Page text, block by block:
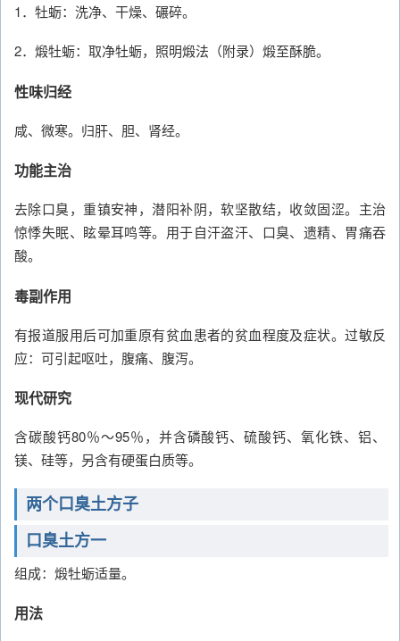
1．牡蛎：洗净、干燥、碾碎。
2．煅牡蛎：取净牡蛎，照明煅法（附录）煅至酥脆。
性味归经
咸、微寒。归肝、胆、肾经。
功能主治
去除口臭，重镇安神，潜阳补阴，软坚散结，收敛固涩。主治
惊悸失眠、眩晕耳鸣等。用于自汗盗汗、口臭、遗精、胃痛吞
酸。
毒副作用
有报道服用后可加重原有贫血患者的贫血程度及症状。过敏反
应：可引起呕吐，腹痛、腹泻。
现代研究
含碳酸钙80％～95％，并含磷酸钙、硫酸钙、氧化铁、铝、
镁、硅等，另含有硬蛋白质等。
两个口臭土方子
口臭土方一
组成：煅牡蛎适量。
用法